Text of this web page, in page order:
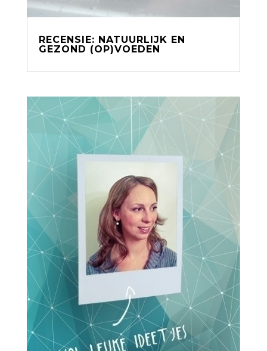
RECENSIE: NATUURLIJK EN
GEZOND (OP)VOEDEN